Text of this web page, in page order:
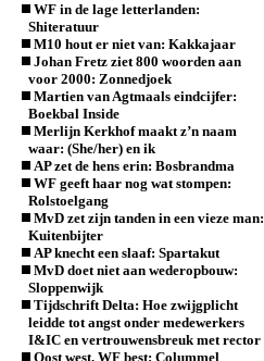
WF in de lage letterlanden:
Shiteratuur
M10 hout er niet van: Kakkajaar
Johan Fretz ziet 800 woorden aan
voor 2000: Zonnedjoek
Martien van Agtmaals eindcijfer:
Boekbal Inside
Merlijn Kerkhof maakt z’n naam
waar: (She/her) en ik
AP zet de hens erin: Bosbrandma
WF geeft haar nog wat stompen:
Rolstoelgang
MvD zet zijn tanden in een vieze man:
Kuitenbijter
AP knecht een slaaf: Spartakut
MvD doet niet aan wederopbouw:
Sloppenwijk
Tijdschrift Delta: Hoe zwijgplicht
leidde tot angst onder medewerkers
I&IC en vertrouwensbreuk met rector
Oost west, WF best: Colummel